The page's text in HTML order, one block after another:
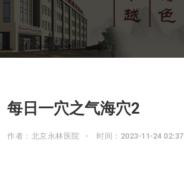
每日一穴之气海穴2
作者：北京永林医院 时间：2023-11-24 02:37